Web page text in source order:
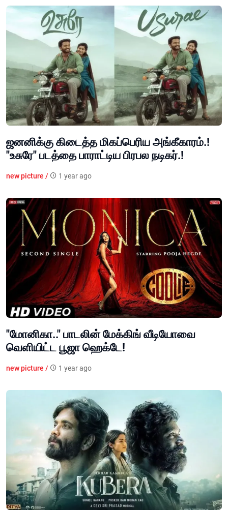
ஜனனிக்கு கிடைத்த மிகப்பெரிய அங்கீகாரம்.!
"உசுரே" படத்தை பாராட்டிய பிரபல நடிகர்.!
new picture / 1 year ago
"மோனிகா.." பாடலின் மேக்கிங் வீடியோவை
வெளியிட்ட பூஜா ஹெக்டே!
new picture / 1 year ago